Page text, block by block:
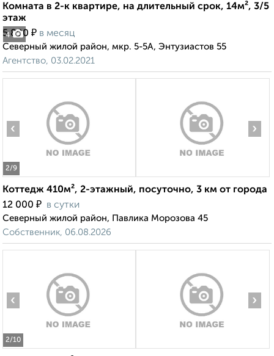
4
Комната в 2-к квартире, на длительный срок, 14м², 3/5
этаж
5 800 ₽ в месяц
Северный жилой район, мкр. 5-5А, Энтузиастов 55
Агентство, 03.02.2021
2/9
‹ ›
Коттедж 410м², 2-этажный, посуточно, 3 км от города
12 000 ₽ в сутки
Северный жилой район, Павлика Морозова 45
Собственник, 06.08.2026
2/10
‹ ›